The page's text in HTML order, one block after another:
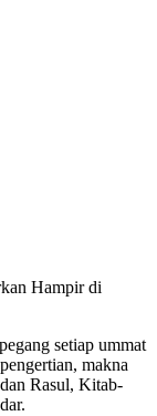
Hampir di
setiap ummat
makna
Rasul, Kitab-